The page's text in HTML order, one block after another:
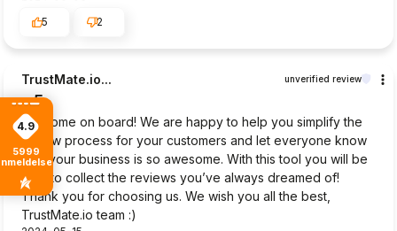
5
2
TrustMate.io... unverified review
5
Welcome on board! We are happy to help you simplify the
review process for your customers and let everyone know
why your business is so awesome. With this tool you will be
able to collect the reviews you’ve always dreamed of!
Thank you for choosing us. We wish you all the best,
TrustMate.io team :)
4.9
5999